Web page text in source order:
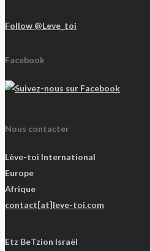
Follow @Leve_toi
Facebook
Nous contacter
Lève-toi International
Europe
Afrique
contact[at]leve-toi.com
Etz BeTzion Israël